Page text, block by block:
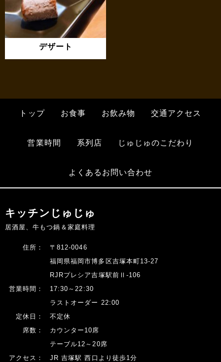
デザート
トップ お食事 お飲み物 交通アクセス
営業時間 系列店 じゅじゅのこだわり
よくあるお問い合わせ
キッチンじゅじゅ
居酒屋、牛もつ鍋＆家庭料理
住所：
〒812-0046
福岡県福岡市博多区吉塚本町13-27
RJRプレシア吉塚駅前Ⅱ-106
営業時間：
17:30～22:30
ラストオーダー 22:00
定休日：
不定休
席数：
カウンター10席
テーブル12～20席
アクセス：
JR 吉塚駅 西口より徒歩1分